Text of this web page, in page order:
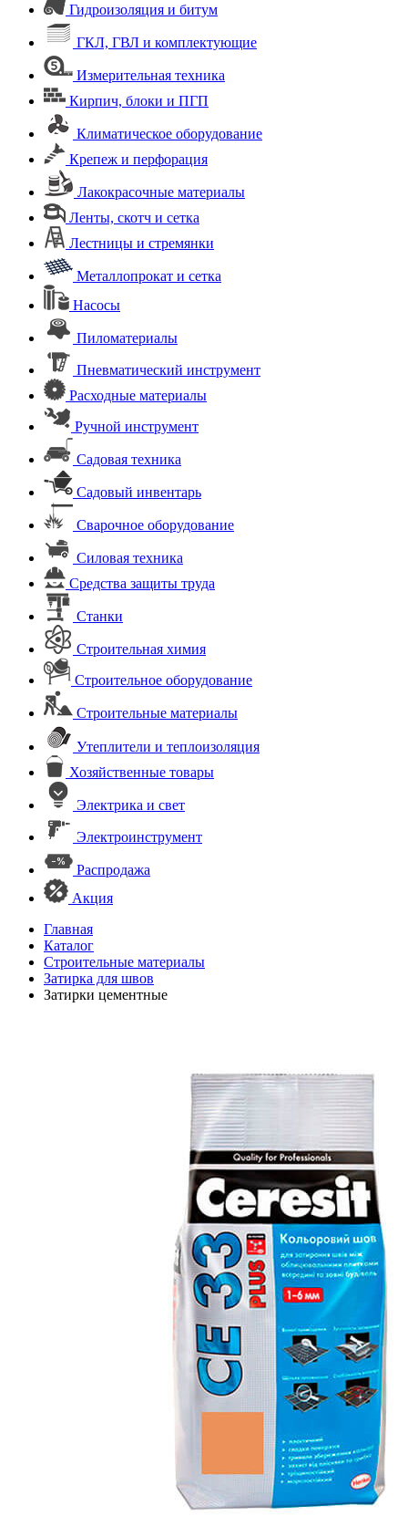
Гидроизоляция и битум
ГКЛ, ГВЛ и комплектующие
Измерительная техника
Кирпич, блоки и ПГП
Климатическое оборудование
Крепеж и перфорация
Лакокрасочные материалы
Ленты, скотч и сетка
Лестницы и стремянки
Металлопрокат и сетка
Насосы
Пиломатериалы
Пневматический инструмент
Расходные материалы
Ручной инструмент
Садовая техника
Садовый инвентарь
Сварочное оборудование
Силовая техника
Средства защиты труда
Станки
Строительная химия
Строительное оборудование
Строительные материалы
Утеплители и теплоизоляция
Хозяйственные товары
Электрика и свет
Электроинструмент
Распродажа
Акция
Главная
Каталог
Строительные материалы
Затирка для швов
Затирки цементные